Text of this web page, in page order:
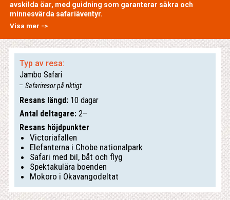
avskilda öar, med guidning som garanterar säkra och
minnesvärda safariäventyr.
Visa mer ->
Typ av resa:
Jambo Safari
Safariresor på riktigt
Resans längd: 10 dagar
Antal deltagare: 2–
Resans höjdpunkter
Victoriafallen
Elefanterna i Chobe nationalpark
Safari med bil, båt och flyg
Spektakulära boenden
Mokoro i Okavangodeltat